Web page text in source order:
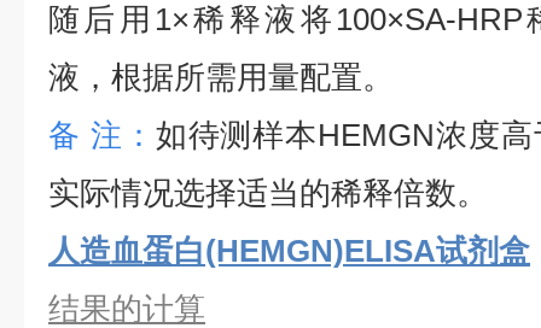
随后用1×稀释液将100×SA-HRP
液，根据所需用量配置。
备 注： 如待测样本HEMGN浓度
实际情况选择适当的稀释倍数。
人造血蛋白(HEMGN)ELISA试剂盒
结果的计算